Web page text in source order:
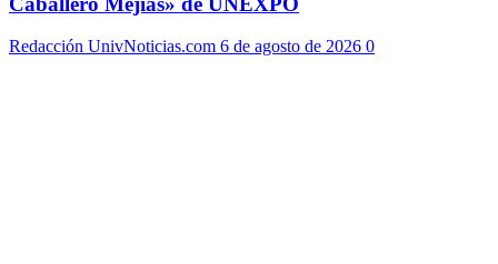
Redacción UnivNoticias.com 6 de agosto de 2026 0